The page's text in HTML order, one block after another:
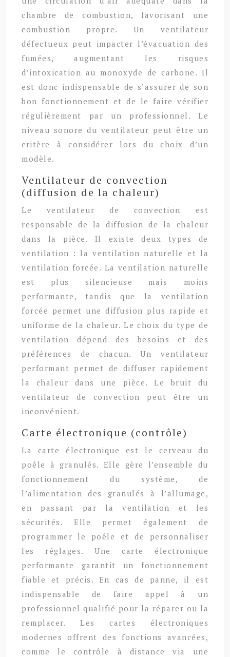
chambre de combustion, favorisant une
combustion propre. Un ventilateur
défectueux peut impacter l’évacuation des
fumées, augmentant les risques
d’intoxication au monoxyde de carbone. Il
est donc indispensable de s’assurer de son
bon fonctionnement et de le faire vérifier
régulièrement par un professionnel. Le
niveau sonore du ventilateur peut être un
critère à considérer lors du choix d’un
modèle.
Ventilateur de convection
(diffusion de la chaleur)
Le ventilateur de convection est
responsable de la diffusion de la chaleur
dans la pièce. Il existe deux types de
ventilation : la ventilation naturelle et la
ventilation forcée. La ventilation naturelle
est plus silencieuse mais moins
performante, tandis que la ventilation
forcée permet une diffusion plus rapide et
uniforme de la chaleur. Le choix du type de
ventilation dépend des besoins et des
préférences de chacun. Un ventilateur
performant permet de diffuser rapidement
la chaleur dans une pièce. Le bruit du
ventilateur de convection peut être un
inconvénient.
Carte électronique (contrôle)
La carte électronique est le cerveau du
poêle à granulés. Elle gère l’ensemble du
fonctionnement du système, de
l’alimentation des granulés à l’allumage,
en passant par la ventilation et les
sécurités. Elle permet également de
programmer le poêle et de personnaliser
les réglages. Une carte électronique
performante garantit un fonctionnement
fiable et précis. En cas de panne, il est
indispensable de faire appel à un
professionnel qualifié pour la réparer ou la
remplacer. Les cartes électroniques
modernes offrent des fonctions avancées,
comme le contrôle à distance via une